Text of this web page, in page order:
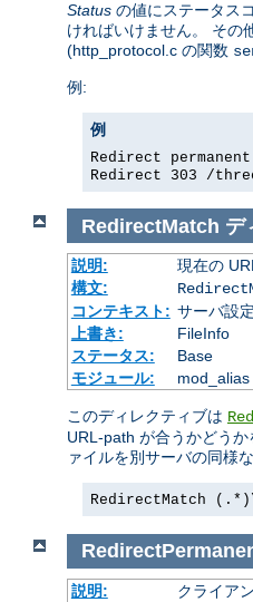
Status の値にステータス
ければいけません。 その
(http_protocol.c の関数
例:
例
Redirect
Redirect 303 /
RedirectMatch デ
説明:
現在の
構文:
コンテキスト: サーバ設
上書き:
FileInfo
ステータス:
Base
モジュール:
mod_alias
このディレクティブは
URL-path が合うかどう
ァイルを別サーバの同様
RedirectMatch
説明:
クライア